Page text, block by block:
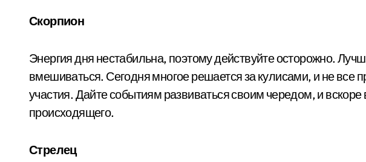
Скорпион
Энергия дня нестабильна, поэтому действуйте осторожно.
вмешиваться. Сегодня многое решается за кулисами, и не все
участия. Дайте событиям развиваться своим чередом, и
происходящего.
Стрелец